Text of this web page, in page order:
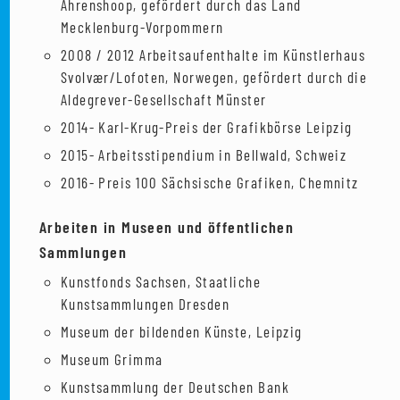
Ahrenshoop, gefördert durch das Land
Mecklenburg-Vorpommern
2008 / 2012 Arbeitsaufenthalte im Künstlerhaus
Svolvær/Lofoten, Norwegen, gefördert durch die
Aldegrever-Gesellschaft Münster
2014- Karl-Krug-Preis der Grafikbörse Leipzig
2015- Arbeitsstipendium in Bellwald, Schweiz
2016- Preis 100 Sächsische Grafiken, Chemnitz
Arbeiten in Museen und öffentlichen
Sammlungen
Kunstfonds Sachsen, Staatliche
Kunstsammlungen Dresden
Museum der bildenden Künste, Leipzig
Museum Grimma
Kunstsammlung der Deutschen Bank